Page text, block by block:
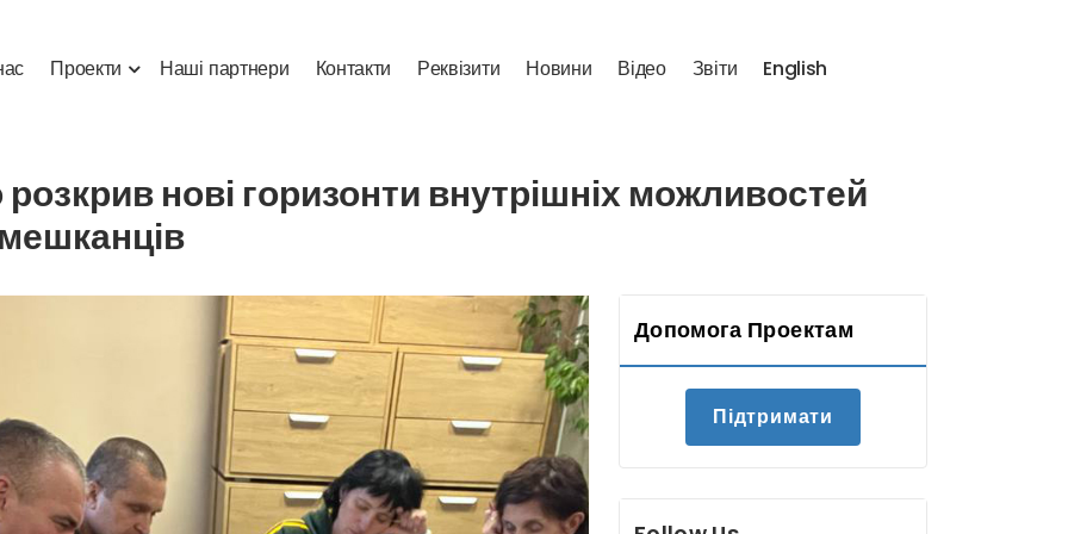
ас Проекти Наші партнери Контакти Реквізити Новини Відео Звіти English
нові горизонти внутрішніх можливостей
Допомога Проектам
Підтримати